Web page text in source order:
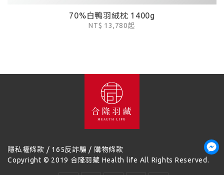
70%白鴨羽絨枕 1400g
NT$ 13,780起
隱私權條款 / 165反詐騙 / 購物條款
Copyright © 2019 合隆羽藏 Health life All Rights Reserved.